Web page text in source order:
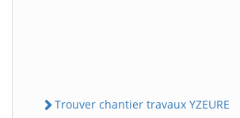
Trouver chantier travaux YZEURE